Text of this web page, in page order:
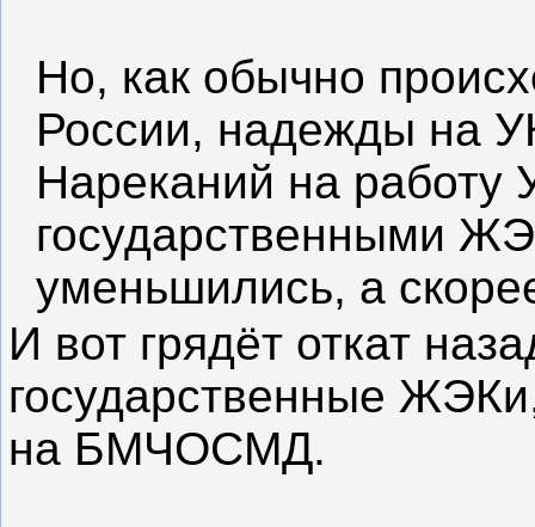
Но, как обычно
России, надежды на
Нареканий на
государственными
уменьшились, а
И вот грядёт откат
государственные
на БМЧОСМД.